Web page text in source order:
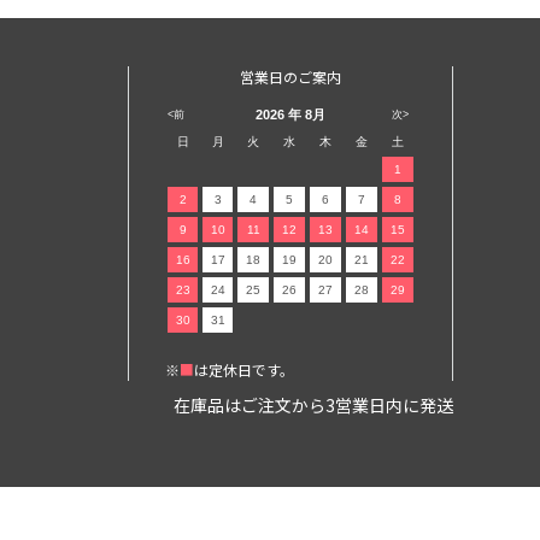
営業日のご案内
<前 次>
2026 年 8月
日 月 火 水 木 金 土
1
2 3 4 5 6 7 8
9 10 11 12 13 14 15
16 17 18 19 20 21 22
23 24 25 26 27 28 29
30 31
※■は定休日です。
在庫品はご注文から3営業日内に発送